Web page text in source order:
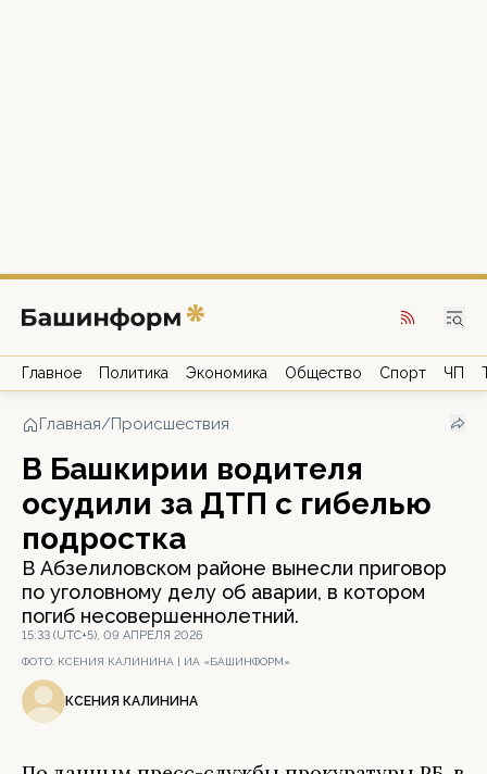
Главное Политика Экономика Общество Спорт ЧП
Главная/Происшествия
В Башкирии водителя
осудили за ДТП с гибелью
подростка
В Абзелиловском районе вынесли приговор
по уголовному делу об аварии, в котором
погиб несовершеннолетний.
15:33 (UTC+5), 09 АПРЕЛЯ 2026
ФОТО: КСЕНИЯ КАЛИНИНА | ИА «БАШИНФОРМ»
КСЕНИЯ КАЛИНИНА